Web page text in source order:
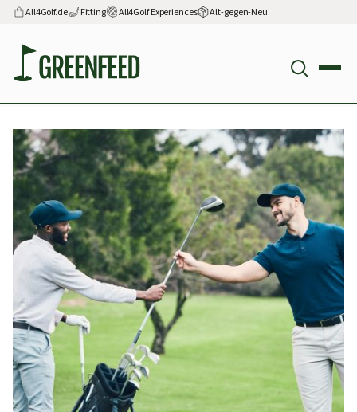
All4Golf.de Fitting All4Golf Experiences Alt-gegen-Neu